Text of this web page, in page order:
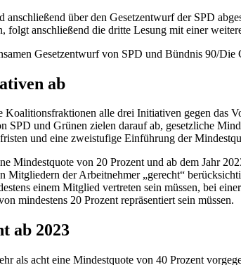
anschließend über den Gesetzentwurf der SPD
folgt anschließend die dritte Lesung mit einer
Gesetzentwurf von SPD und Bündnis 90/Die
ab
Koalitionsfraktionen alle drei Initiativen gegen das
SPD und Grünen zielen darauf ab, gesetzliche
und eine zweistufige Einführung der
Mindestquote von 20 Prozent und ab dem Jahr
Mitgliedern der Arbeitnehmer „gerecht“
einem Mitglied vertreten sein müssen, bei
mindestens 20 Prozent repräsentiert sein müssen.
ab 2023
als acht eine Mindestquote von 40 Prozent